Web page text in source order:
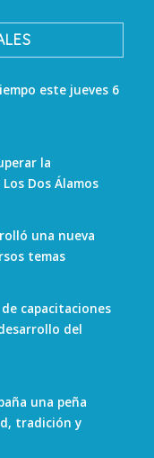
este jueves 6
la
Dos Álamos
una nueva
temas
capacitaciones
del
una peña
tradición y